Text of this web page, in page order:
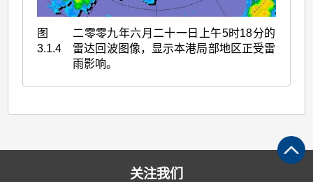
图
3.1.4
二零零九年六月二十一日上午5时18分的
雷达回波图像，显示本港局部地区正受雷
雨影响。
关注我们